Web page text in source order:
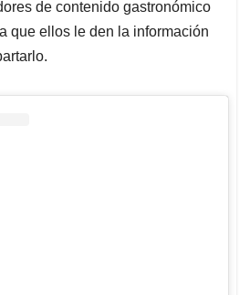
de contenido gastronómico
que ellos le den la información